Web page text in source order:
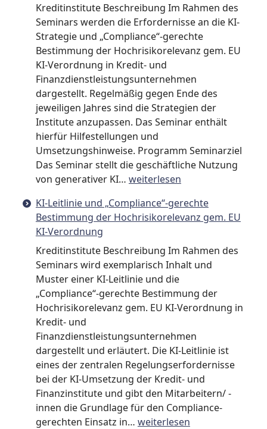
Kreditinstitute Beschreibung Im Rahmen des
Seminars werden die Erfordernisse an die KI-
Strategie und „Compliance“-gerechte
Bestimmung der Hochrisikorelevanz gem. EU
KI-Verordnung in Kredit- und
Finanzdienstleistungsunternehmen
dargestellt. Regelmäßig gegen Ende des
jeweiligen Jahres sind die Strategien der
Institute anzupassen. Das Seminar enthält
hierfür Hilfestellungen und
Umsetzungshinweise. Programm Seminarziel
Das Seminar stellt die geschäftliche Nutzung
von generativer KI… KI-
und
„Compliance“-
Bestimmung
der
Hochrisikorelevanz
gem.
EU
Verordnung
weiterlesen
KI-Leitlinie und „Compliance“-gerechte
Bestimmung der Hochrisikorelevanz gem. EU
KI-Verordnung
Kreditinstitute Beschreibung Im Rahmen des
Seminars wird exemplarisch Inhalt und
Muster einer KI-Leitlinie und die
„Compliance“-gerechte Bestimmung der
Hochrisikorelevanz gem. EU KI-Verordnung in
Kredit- und
Finanzdienstleistungsunternehmen
dargestellt und erläutert. Die KI-Leitlinie ist
eines der zentralen Regelungserfordernisse
bei der KI-Umsetzung der Kredit- und
Finanzinstitute und gibt den Mitarbeitern/ -
innen die Grundlage für den Compliance-
gerechten Einsatz in… KI-
weiterlesen